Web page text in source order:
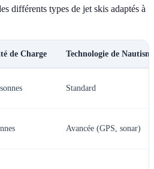
différents types de jet skis adaptés à
de Charge Technologie de
Standard
Avancée (GPS, sonar)